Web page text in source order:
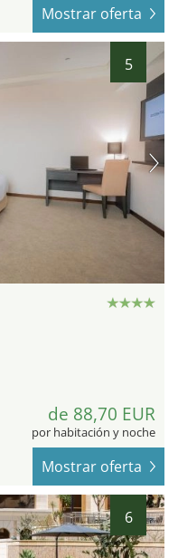
Mostrar oferta
5
de 88,70 EUR
por habitación y noche
Mostrar oferta
6